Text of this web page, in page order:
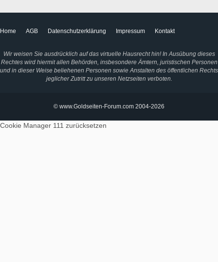
Home AGB Datenschutzerklärung Impressum Kontakt
Wir weisen Sie ausdrücklich auf das virtuelle Hausrecht hin! In Ausübung dieses
Rechtes wird hiermit allen Behörden, insbesondere Ämtern, juristischen Personen
und in dieser Weise beliehenen Personen sowie Anstalten des öffentlichen Rechts
jeglicher Zutritt zu unseren Netzseiten verboten.
© www.Goldseiten-Forum.com 2004-2026
Cookie Manager 111 zurücksetzen